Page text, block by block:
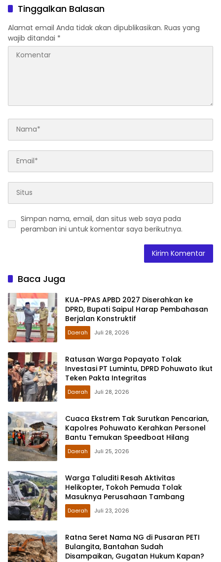
Hukum Kapan?
Tinggalkan Balasan
Alamat email Anda tidak akan dipublikasikan. Ruas yang
wajib ditandai *
Simpan nama, email, dan situs web saya pada
peramban ini untuk komentar saya berikutnya.
Baca Juga
KUA-PPAS APBD 2027 Diserahkan ke
DPRD, Bupati Saipul Harap Pembahasan
Berjalan Konstruktif
Daerah Juli 28, 2026
Ratusan Warga Popayato Tolak
Investasi PT Lumintu, DPRD Pohuwato Ikut
Teken Pakta Integritas
Daerah Juli 28, 2026
Cuaca Ekstrem Tak Surutkan Pencarian,
Kapolres Pohuwato Kerahkan Personel
Bantu Temukan Speedboat Hilang
Daerah Juli 25, 2026
Warga Taluditi Resah Aktivitas
Helikopter, Tokoh Pemuda Tolak
Masuknya Perusahaan Tambang
Daerah Juli 23, 2026
Ratna Seret Nama NG di Pusaran PETI
Bulangita, Bantahan Sudah
Disampaikan, Gugatan Hukum Kapan?